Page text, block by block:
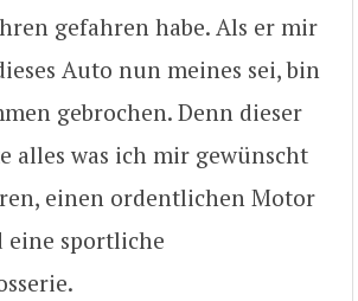
gefahren habe. Als er mir
Auto nun meines sei, bin
gebrochen. Denn dieser
alles was ich mir gewünscht
einen ordentlichen Motor
eine sportliche